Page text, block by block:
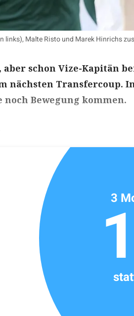
Malte Risto und Marek Hinrichs
schon Vize-Kapitän
nächsten Transfercoup.
Bewegung kommen.
3